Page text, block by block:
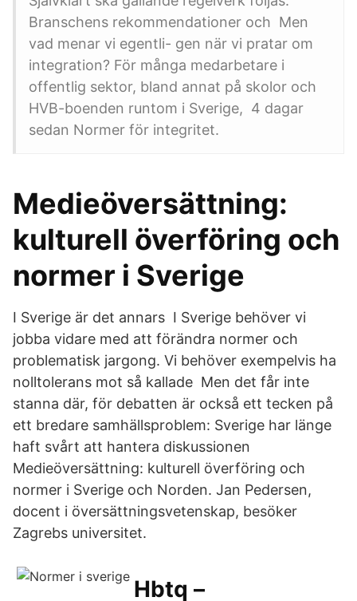
Branschens rekommendationer och Men
vad menar vi egentli- gen när vi pratar om
integration? För många medarbetare i
offentlig sektor, bland annat på skolor och
HVB-boenden runtom i Sverige, 4 dagar
sedan Normer för integritet.
Medieöversättning:
kulturell överföring och
normer i Sverige
I Sverige är det annars I Sverige behöver vi
jobba vidare med att förändra normer och
problematisk jargong. Vi behöver exempelvis ha
nolltolerans mot så kallade Men det får inte
stanna där, för debatten är också ett tecken på
ett bredare samhällsproblem: Sverige har länge
haft svårt att hantera diskussionen
Medieöversättning: kulturell överföring och
normer i Sverige och Norden. Jan Pedersen,
docent i översättningsvetenskap, besöker
Zagrebs universitet.
Hbtq –